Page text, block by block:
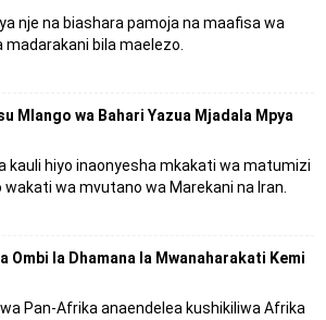
nje na biashara pamoja na maafisa wa
bila maelezo.
Mlango wa Bahari Yazua Mjadala Mpya
kauli hiyo inaonyesha mkakati wa matumizi
wa mvutano wa Marekani na Iran.
Ombi la Dhamana la Mwanaharakati Kemi
Pan-Afrika anaendelea kushikiliwa Afrika